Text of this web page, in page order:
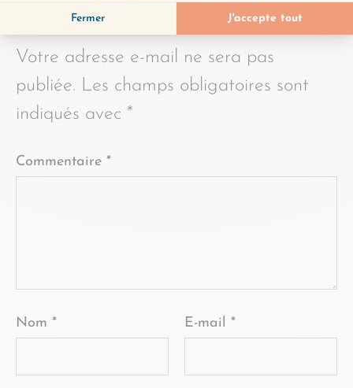
LAISSER UN COMMENTAIRE
Votre adresse e-mail ne sera pas
publiée. Les champs obligatoires sont
indiqués avec *
Commentaire *
Nom * E-mail *